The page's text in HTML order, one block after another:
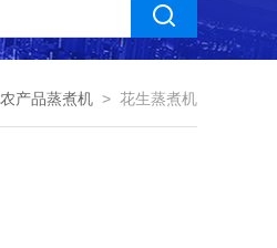
农产品蒸煮机 > 花生蒸煮机